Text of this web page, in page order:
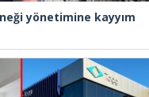
yönetimine kayyım